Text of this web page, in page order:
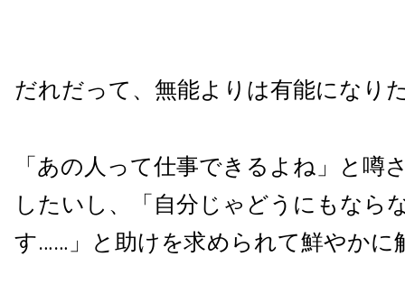
だれだって、無能よりは有能になり
「あの人って仕事できるよね」と噂
したいし、「自分じゃどうにもなら
す……」と助けを求められて鮮やかに